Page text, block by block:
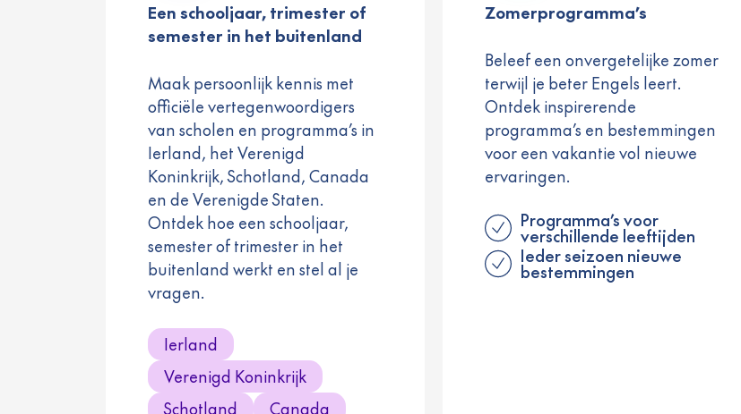
Een schooljaar, trimester of
semester in het buitenland
Maak persoonlijk kennis met
officiële vertegenwoordigers
van scholen en programma’s in
Ierland, het Verenigd
Koninkrijk, Schotland, Canada
en de Verenigde Staten.
Ontdek hoe een schooljaar,
semester of trimester in het
buitenland werkt en stel al je
vragen.
Ierland
Verenigd Koninkrijk
Schotland
Canada
Zomerprogramma’s
Beleef een onvergetelijke zomer
terwijl je beter Engels leert.
Ontdek inspirerende
programma’s en bestemmingen
voor een vakantie vol nieuwe
ervaringen.
Programma’s voor
verschillende leeftijden
Ieder seizoen nieuwe
bestemmingen